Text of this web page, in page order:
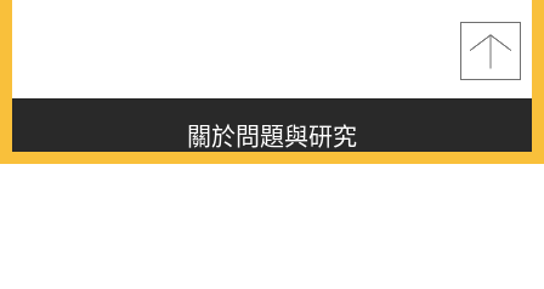
關於問題與研究
About this journal